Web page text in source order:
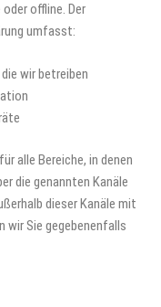
offline. Der
umfasst:
wir betreiben
alle Bereiche, in denen
die genannten Kanäle
dieser Kanäle mit
wir Sie gegebenenfalls